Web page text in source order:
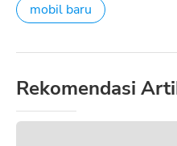
mobil baru
Rekomendasi